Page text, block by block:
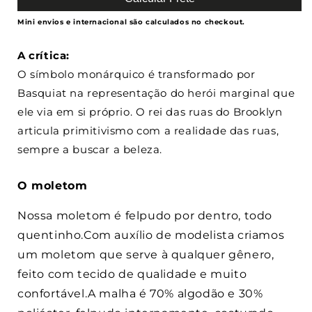
Mini envios e internacional são calculados no checkout.
A crítica:
O símbolo monárquico é transformado por
Basquiat na representação do herói marginal que
ele via em si próprio. O rei das ruas do Brooklyn
articula primitivismo com a realidade das ruas,
sempre a buscar a beleza.
O moletom
Nossa moletom é felpudo por dentro, todo
quentinho.Com auxílio de modelista criamos
um moletom que serve à qualquer gênero,
feito com tecido de qualidade e muito
confortável.A malha é 70% algodão e 30%